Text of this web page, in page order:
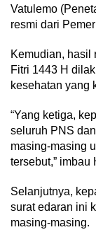
Vatulemo
resmi dari
Kemudian, hasil
Fitri 1443 H
kesehatan yang
“Yang ketiga,
seluruh PNS
masing-masing
tersebut,” imbau
Selanjutnya,
surat edaran ini
masing-masing.